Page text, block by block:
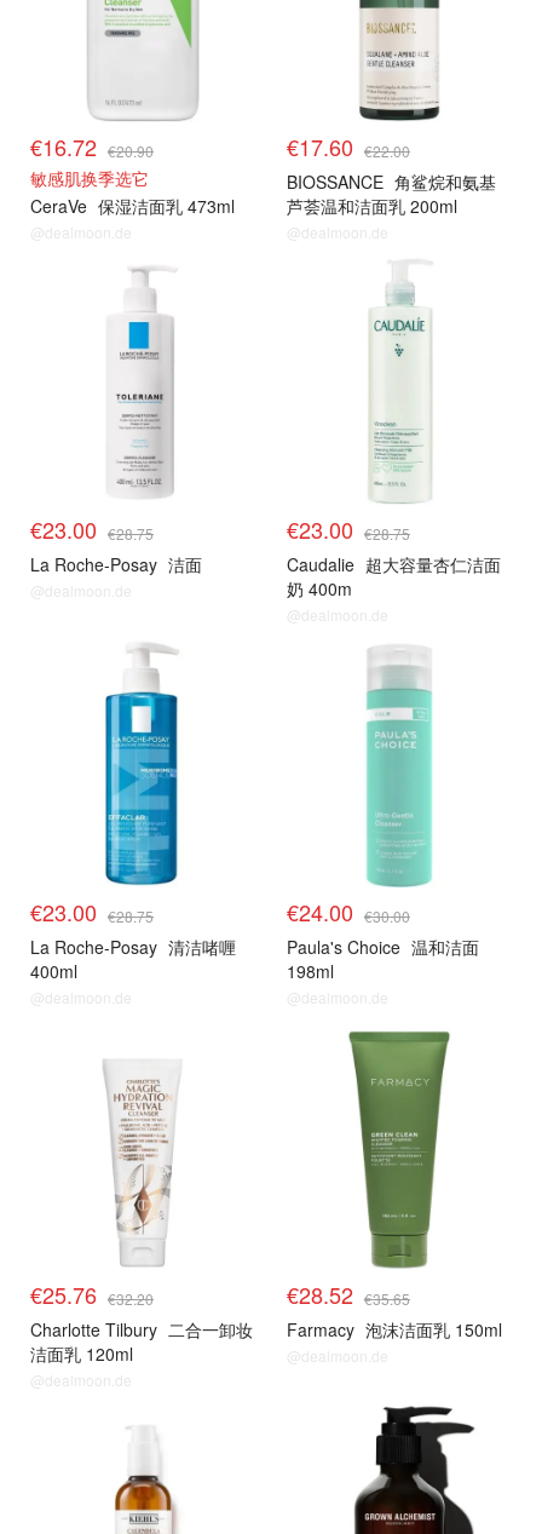
€16.72 €20.90
敏感肌换季选它
CeraVe 保湿洁面乳 473ml
@dealmoon.de
€17.60 €22.00
BIOSSANCE 角鲨烷和氨基
芦荟温和洁面乳 200ml
@dealmoon.de
€23.00 €28.75
La Roche-Posay 洁面
@dealmoon.de
€23.00 €28.75
Caudalie 超大容量杏仁洁面
奶 400m
@dealmoon.de
€23.00 €28.75
La Roche-Posay 清洁啫喱
400ml
@dealmoon.de
€24.00 €30.00
Paula's Choice 温和洁面
198ml
@dealmoon.de
€25.76 €32.20
Charlotte Tilbury 二合一卸妆
洁面乳 120ml
@dealmoon.de
€28.52 €35.65
Farmacy 泡沫洁面乳 150ml
@dealmoon.de